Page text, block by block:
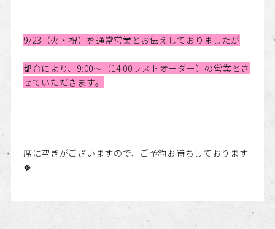
9/23（火・祝）を通常営業とお伝えしておりましたが
都合により、9:00～（14:00ラストオーダー）の営業とさ
せていただきます。
席に空きがございますので、ご予約お待ちしております
🍀